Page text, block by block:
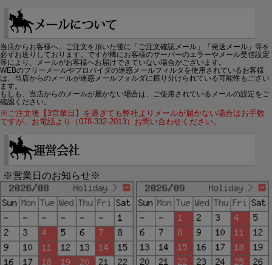
当店からお客様へ、ご注文を頂いた後に「ご注文確認メール」「発送メール」等を
必ずお送りしております。ですが稀にお客様のサーバーのエラーやメール受信設定
等により、メールがお客様へお届けできていない場合がございます。
WEBのフリーメールやプロバイダの迷惑メールフィルタを使用されているお客様
は、当店からのメールが迷惑メールフォルダに振り分けられている可能性もござい
ます。
もしも、当店からのメールが届かない場合は、ご使用されているメールの設定をご
確認ください。
※ご注文後【3営業日】を過ぎても弊社よりメールが届かない場合はお手数
ですが、お電話より（078-332-2013）お問い合わせください。
※営業日のお知らせ※